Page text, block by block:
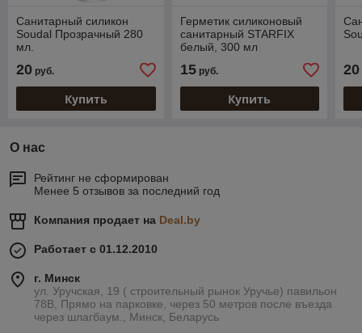
Санитарный силикон
Soudal Прозрачный 280
мл.
20 руб.
Купить
Герметик силиконовый
санитарный STARFIX
белый, 300 мл
15руб.
Купить
20
О нас
Рейтинг не сформирован
Менее 5 отзывов за последний год
Компания продает на Deal.by
Работает с 01.12.2010
г. Минск
ул. Уручская, 19 ( строительный рынок Уручье) павильон
78В, Прямо на парковке, через 50 метров после въезда
через шлагбаум., Минск, Беларусь